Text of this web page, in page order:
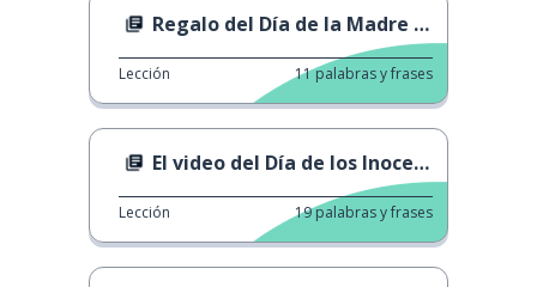
Regalo del Día de la Madre de parte del esposo
Lección 11palabras y frases
El video del Día de los Inocentes
Lección 19palabras y frases